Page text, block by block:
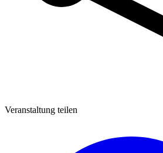
Veranstaltung teilen